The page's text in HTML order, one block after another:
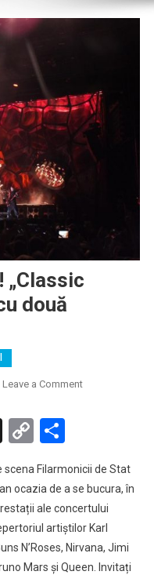
„Classic
două
Leave a Commenton
Rocks”
se
întoarce
cu
două
spectacole!
X
Copy
scena Filarmonicii de Stat
ocazia de a se bucura, în
ale concertului
artiștilor Karl
N’Roses, Nirvana, Jimi
Mars și Queen. Invitați